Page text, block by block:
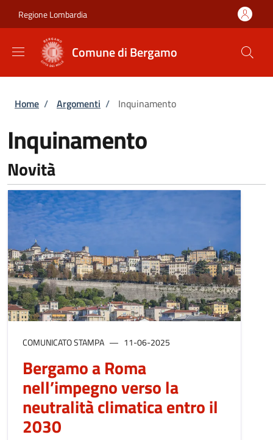
Regione Lombardia
Comune di Bergamo
Briciole di pane
Home / Argomenti / Inquinamento
Inquinamento
Novità
COMUNICATO STAMPA 11-06-2025
Bergamo a Roma
nell’impegno verso la
neutralità climatica entro il
2030